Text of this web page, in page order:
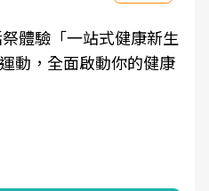
體驗「一站式健康新生
動，全面啟動你的健康